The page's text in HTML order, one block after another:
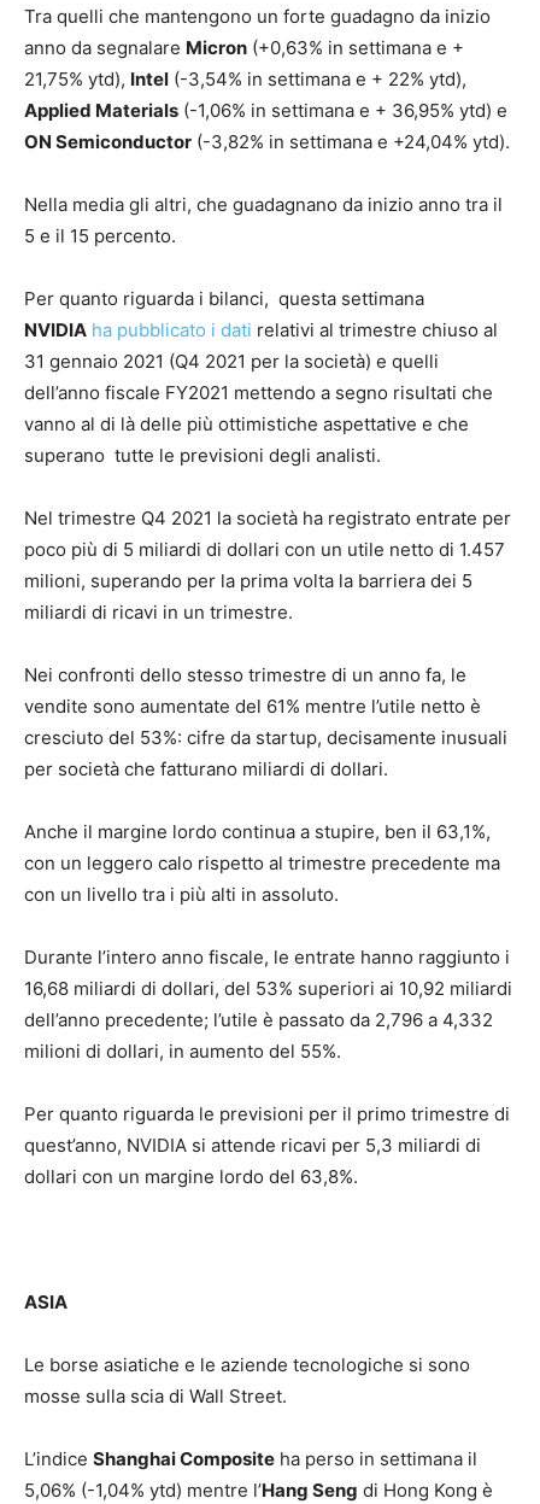
Tra quelli che mantengono un forte guadagno da inizio
anno da segnalare Micron (+0,63% in settimana e +
21,75% ytd), Intel (-3,54% in settimana e + 22% ytd),
Applied Materials (-1,06% in settimana e + 36,95% ytd) e
ON Semiconductor (-3,82% in settimana e +24,04% ytd).
Nella media gli altri, che guadagnano da inizio anno tra il
5 e il 15 percento.
Per quanto riguarda i bilanci, questa settimana
NVIDIA ha pubblicato i dati relativi al trimestre chiuso al
31 gennaio 2021 (Q4 2021 per la società) e quelli
dell’anno fiscale FY2021 mettendo a segno risultati che
vanno al di là delle più ottimistiche aspettative e che
superano tutte le previsioni degli analisti.
Nel trimestre Q4 2021 la società ha registrato entrate per
poco più di 5 miliardi di dollari con un utile netto di 1.457
milioni, superando per la prima volta la barriera dei 5
miliardi di ricavi in un trimestre.
Nei confronti dello stesso trimestre di un anno fa, le
vendite sono aumentate del 61% mentre l’utile netto è
cresciuto del 53%: cifre da startup, decisamente inusuali
per società che fatturano miliardi di dollari.
Anche il margine lordo continua a stupire, ben il 63,1%,
con un leggero calo rispetto al trimestre precedente ma
con un livello tra i più alti in assoluto.
Durante l’intero anno fiscale, le entrate hanno raggiunto i
16,68 miliardi di dollari, del 53% superiori ai 10,92 miliardi
dell’anno precedente; l’utile è passato da 2,796 a 4,332
milioni di dollari, in aumento del 55%.
Per quanto riguarda le previsioni per il primo trimestre di
quest’anno, NVIDIA si attende ricavi per 5,3 miliardi di
dollari con un margine lordo del 63,8%.
ASIA
Le borse asiatiche e le aziende tecnologiche si sono
mosse sulla scia di Wall Street.
L’indice Shanghai Composite ha perso in settimana il
5,06% (-1,04% ytd) mentre l’Hang Seng di Hong Kong è